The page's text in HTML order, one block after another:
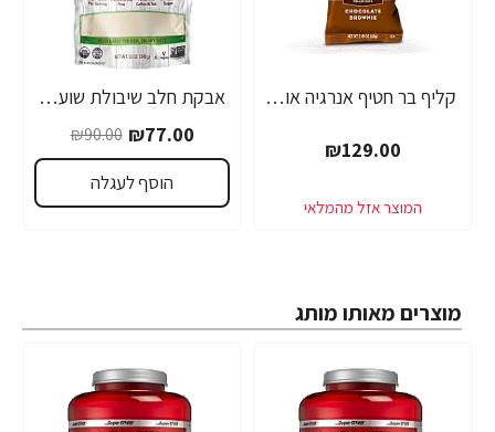
קליף בר חטיף אנרגיה אורגני - שוקולד בראוני 68 גרם - 12 יחידות - מבית CLIF Bar
₪129.00
-14%
אבקת חלב שיבולת שועל אורגני 340 גרם - מבית NOW FOODS
₪77.00
₪90.00
הוסף לעגלה
מוצרים מאותו מותג